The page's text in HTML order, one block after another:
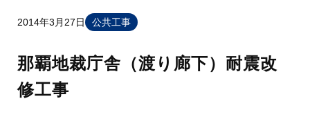
2014年3月27日 公共工事
那覇地裁庁舎（渡り廊下）耐震改
修工事